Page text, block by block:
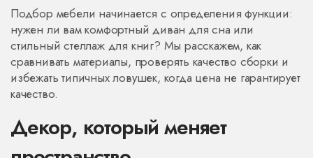
Подбор мебели начинается с определения функции:
нужен ли вам комфортный диван для сна или
стильный стеллаж для книг? Мы расскажем, как
сравнивать материалы, проверять качество сборки и
избежать типичных ловушек, когда цена не гарантирует
качество.
Декор, который меняет